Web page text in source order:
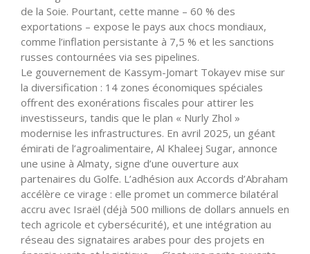
de la Soie. Pourtant, cette manne – 60 % des
exportations – expose le pays aux chocs mondiaux,
comme l’inflation persistante à 7,5 % et les sanctions
russes contournées via ses pipelines.
Le gouvernement de Kassym-Jomart Tokayev mise sur
la diversification : 14 zones économiques spéciales
offrent des exonérations fiscales pour attirer les
investisseurs, tandis que le plan « Nurly Zhol »
modernise les infrastructures. En avril 2025, un géant
émirati de l’agroalimentaire, Al Khaleej Sugar, annonce
une usine à Almaty, signe d’une ouverture aux
partenaires du Golfe. L’adhésion aux Accords d’Abraham
accélère ce virage : elle promet un commerce bilatéral
accru avec Israël (déjà 500 millions de dollars annuels en
tech agricole et cybersécurité), et une intégration au
réseau des signataires arabes pour des projets en